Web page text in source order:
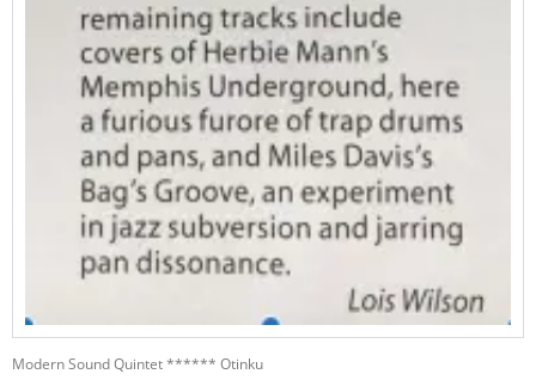
Modern Sound Quintet ****** Otinku